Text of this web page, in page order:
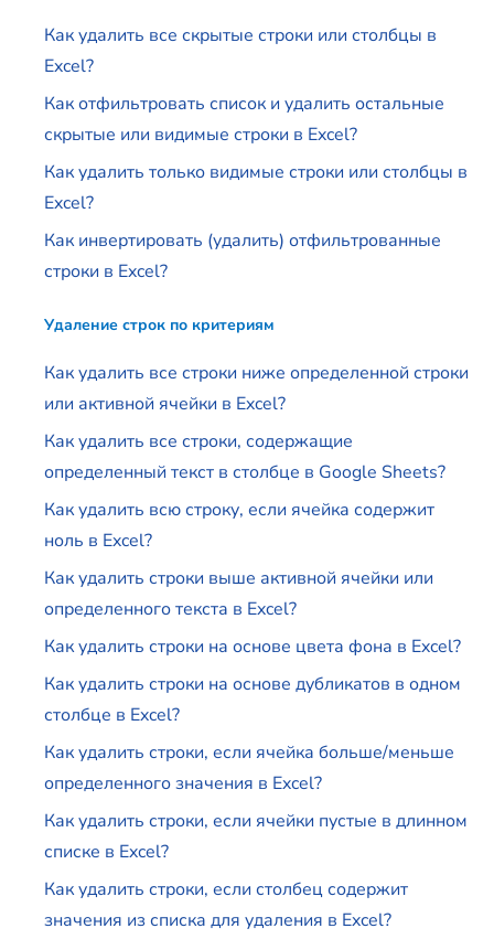
Как удалить все скрытые строки или столбцы в
Excel?
Как отфильтровать список и удалить остальные
скрытые или видимые строки в Excel?
Как удалить только видимые строки или столбцы в
Excel?
Как инвертировать (удалить) отфильтрованные
строки в Excel?
Удаление строк по критериям
Как удалить все строки ниже определенной строки
или активной ячейки в Excel?
Как удалить все строки, содержащие
определенный текст в столбце в Google Sheets?
Как удалить всю строку, если ячейка содержит
ноль в Excel?
Как удалить строки выше активной ячейки или
определенного текста в Excel?
Как удалить строки на основе цвета фона в Excel?
Как удалить строки на основе дубликатов в одном
столбце в Excel?
Как удалить строки, если ячейка больше/меньше
определенного значения в Excel?
Как удалить строки, если ячейки пустые в длинном
списке в Excel?
Как удалить строки, если столбец содержит
значения из списка для удаления в Excel?